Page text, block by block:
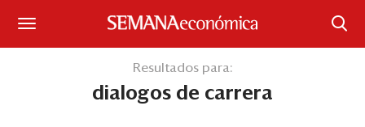
Iniciar sesión
Resultados para:
dialogos de carrera